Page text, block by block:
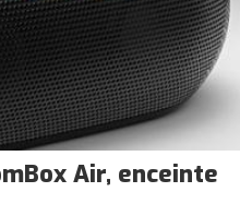
Air, enceinte